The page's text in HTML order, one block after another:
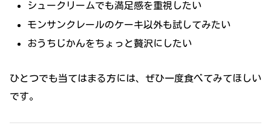
シュークリームでも満足感を重視したい
モンサンクレールのケーキ以外も試してみたい
おうちじかんをちょっと贅沢にしたい
ひとつでも当てはまる方には、ぜひ一度食べてみてほしい
です。